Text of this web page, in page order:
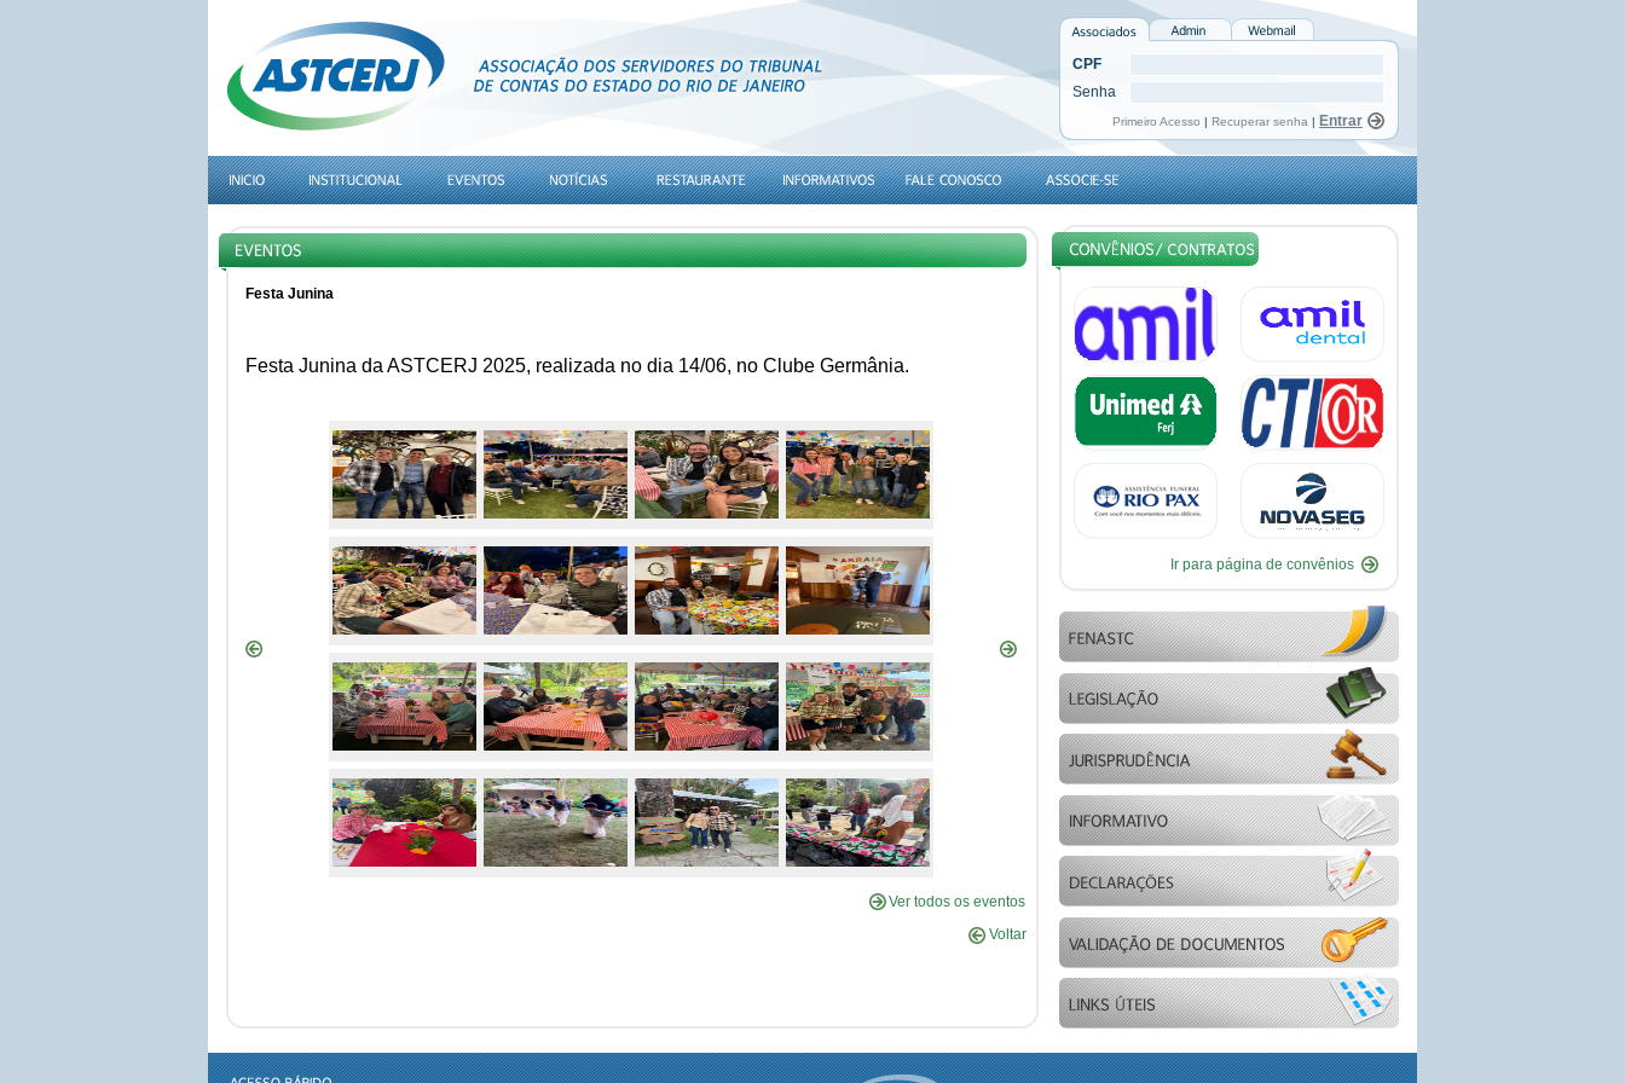
CPF
Senha
Primeiro Acesso | Recuperar senha |
Festa Junina
Festa Junina da ASTCERJ 2025, realizada no dia 14/06, no Clube Germânia.
Ver todos os eventos
Voltar
Ir para página de convênios